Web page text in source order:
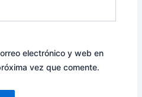
electrónico y web en
vez que comente.